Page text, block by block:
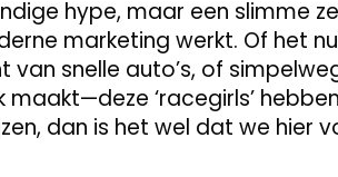
hype, maar een slimme
marketing werkt. Of het
van snelle auto’s, of
‘racegirls’
dan is het wel dat we hier